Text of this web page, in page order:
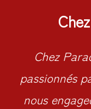
Chez
passionnés
nous